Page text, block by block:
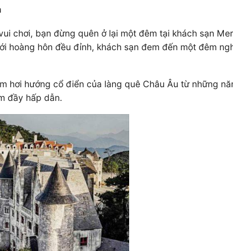
chơi, bạn đừng quên ở lại một đêm tại khách sạn
hoàng hôn đều đỉnh, khách sạn đem đến một đêm
hơi hướng cổ điển của làng quê Châu Âu từ những
đầy hấp dẫn.